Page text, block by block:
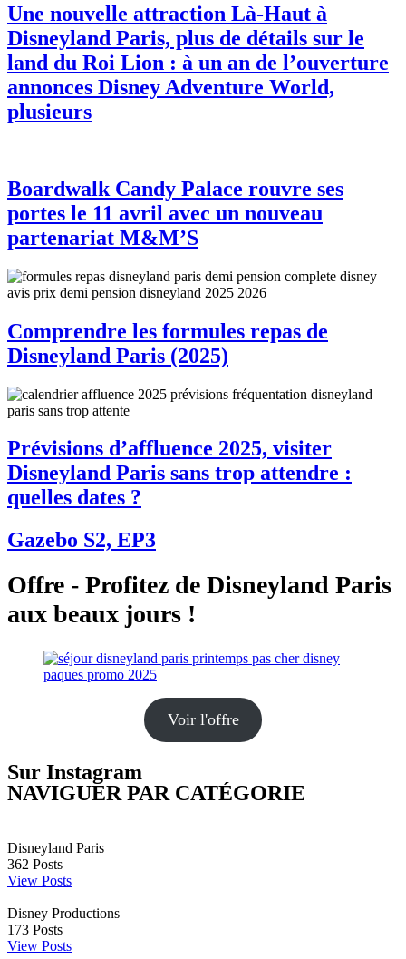
Une nouvelle attraction Là-Haut à
Disneyland Paris, plus de détails sur le
land du Roi Lion : à un an de l’ouverture
annonces Disney Adventure World,
plusieurs
Boardwalk Candy Palace rouvre ses
portes le 11 avril avec un nouveau
partenariat M&M’S
Comprendre les formules repas de
Disneyland Paris (2025)
Prévisions d’affluence 2025, visiter
Disneyland Paris sans trop attendre :
quelles dates ?
Gazebo S2, EP3
Offre - Profitez de Disneyland Paris
aux beaux jours !
Voir l'offre
Sur Instagram
NAVIGUER PAR CATÉGORIE
Disneyland Paris
362 Posts
View Posts
Disney Productions
173 Posts
View Posts